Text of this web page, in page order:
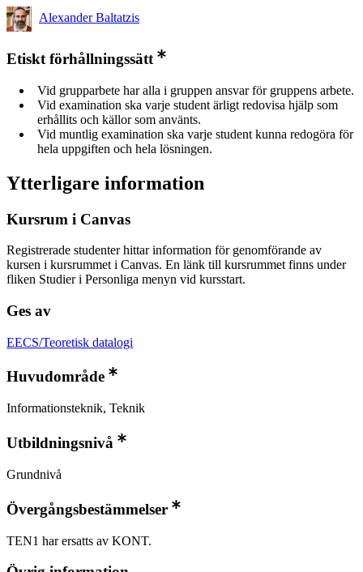
Alexander Baltatzis
Etiskt förhållningssätt
Vid grupparbete har alla i gruppen ansvar för gruppens arbete.
Vid examination ska varje student ärligt redovisa hjälp som
erhållits och källor som använts.
Vid muntlig examination ska varje student kunna redogöra för
hela uppgiften och hela lösningen.
Ytterligare information
Kursrum i Canvas
Registrerade studenter hittar information för genomförande av
kursen i kursrummet i Canvas. En länk till kursrummet finns under
fliken Studier i Personliga menyn vid kursstart.
Ges av
EECS/Teoretisk datalogi
Huvudområde
Informationsteknik, Teknik
Utbildningsnivå
Grundnivå
Övergångsbestämmelser
TEN1 har ersatts av KONT.